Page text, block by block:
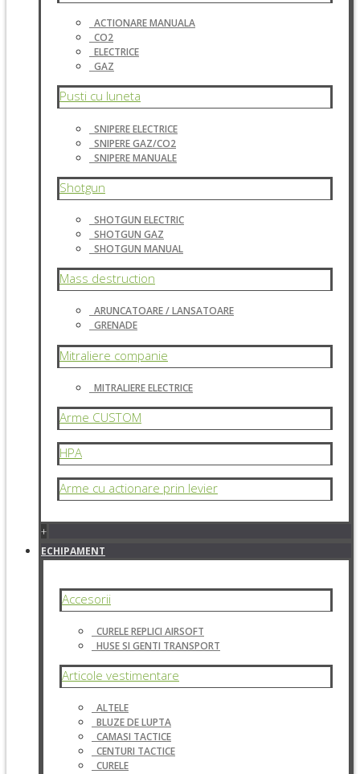
ACTIONARE MANUALA
CO2
ELECTRICE
GAZ
Pusti cu luneta
SNIPERE ELECTRICE
SNIPERE GAZ/CO2
SNIPERE MANUALE
Shotgun
SHOTGUN ELECTRIC
SHOTGUN GAZ
SHOTGUN MANUAL
Mass destruction
ARUNCATOARE / LANSATOARE
GRENADE
Mitraliere companie
MITRALIERE ELECTRICE
Arme CUSTOM
HPA
Arme cu actionare prin levier
+
ECHIPAMENT
Accesorii
CURELE REPLICI AIRSOFT
HUSE SI GENTI TRANSPORT
Articole vestimentare
ALTELE
BLUZE DE LUPTA
CAMASI TACTICE
CENTURI TACTICE
CURELE